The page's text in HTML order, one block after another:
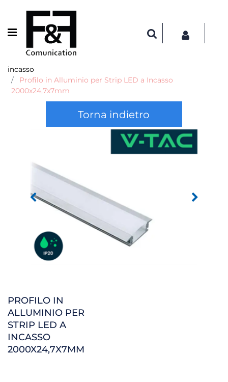
Open menu
incasso
Profilo in Alluminio per Strip LED a Incasso
2000x24,7x7mm
Torna indietro
PROFILO IN
ALLUMINIO PER
STRIP LED A
INCASSO
2000X24,7X7MM